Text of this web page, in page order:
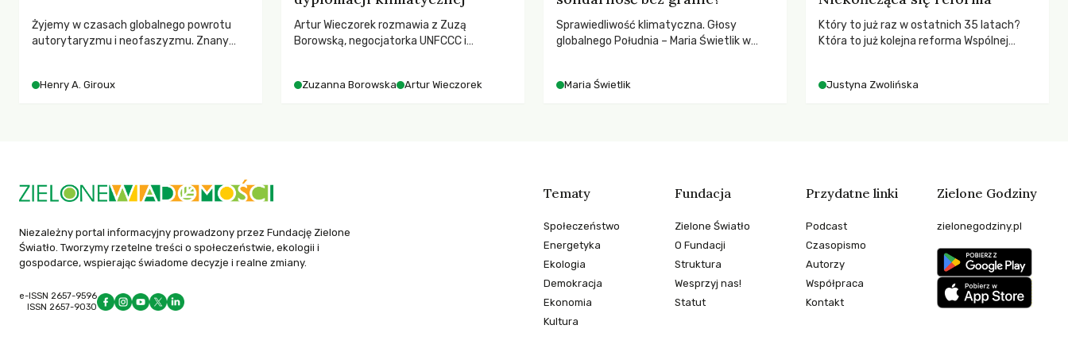
Żyjemy w czasach globalnego powrotu
autorytaryzmu i neofaszyzmu. Znany
społeczeństwo. Czy współczesne
Henry A. Giroux
Artur Wieczorek rozmawia z Zuzą
Borowską, negocjatorka UNFCCC i
ruchach klimatycznych
Zuzanna Borowska Artur Wieczorek
Sprawiedliwość klimatyczna. Głosy
globalnego Południa – Maria Świetlik w
Maria Świetlik
Który to już raz w ostatnich 35 latach?
Która to już kolejna reforma Wspólnej
społeczne?
Justyna Zwolińska
Niezależny portal informacyjny prowadzony przez Fundację Zielone
Światło. Tworzymy rzetelne treści o społeczeństwie, ekologii i
gospodarce, wspierając świadome decyzje i realne zmiany.
e-ISSN 2657-9596
ISSN 2657-9030
Tematy
Społeczeństwo
Energetyka
Ekologia
Demokracja
Ekonomia
Kultura
Fundacja
Zielone Światło
O Fundacji
Struktura
Wesprzyj nas!
Statut
Przydatne linki
Podcast
Czasopismo
Autorzy
Współpraca
Kontakt
Zielone Godziny
zielonegodziny.pl